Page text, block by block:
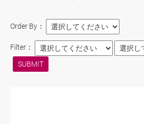
Order By：
Filter：